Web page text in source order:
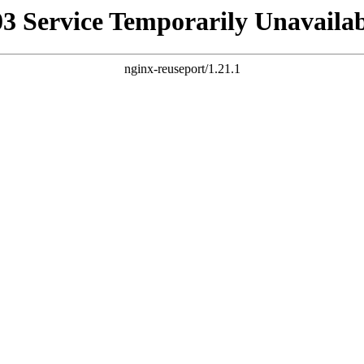
Service Temporarily
nginx-reuseport/1.21.1